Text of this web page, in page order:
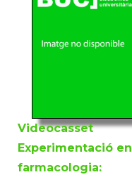
Videocasset
Experimentació en
farmacologia: